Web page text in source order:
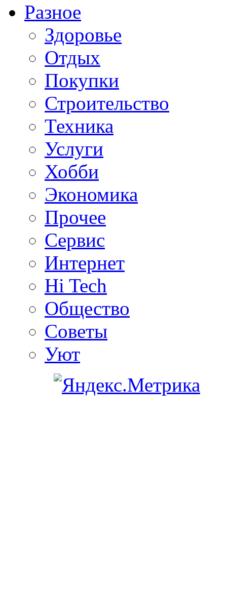
Разное
Здоровье
Отдых
Покупки
Строительство
Техника
Услуги
Хобби
Экономика
Прочее
Сервис
Интернет
Hi Tech
Общество
Советы
Уют